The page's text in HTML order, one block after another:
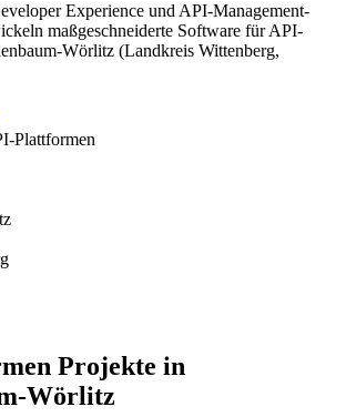
Experience und API-Management-
maßgeschneiderte Software für API-
Wörlitz (Landkreis Wittenberg,
Plattformen
Projekte in
Wörlitz